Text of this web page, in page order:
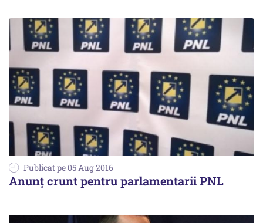
Publicat pe 05 Aug 2016
Anunț crunt pentru parlamentarii PNL